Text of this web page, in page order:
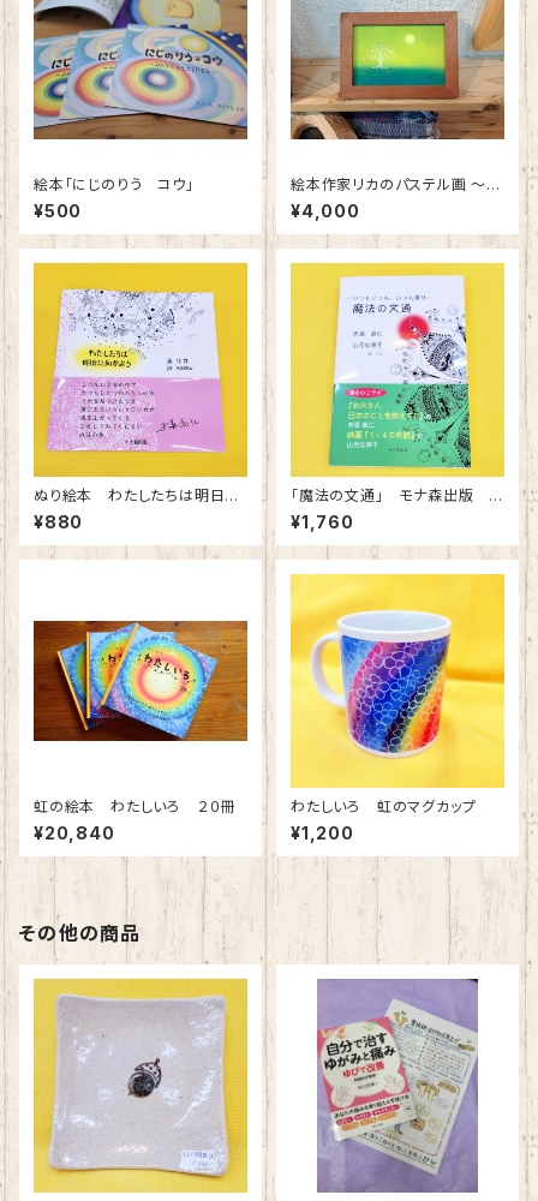
絵本「にじのりう コウ」
¥500
絵本作家リカのパステル画 ～あ
なたを想って～
¥4,000
ぬり絵本 わたしたちは明日に
向かおう
¥880
「魔法の文通」 モナ森出版 山
元加津子・赤塚高仁共著・挿絵リ
カ
¥1,760
虹の絵本 わたしいろ ２０冊
¥20,840
わたしいろ 虹のマグカップ
¥1,200
その他の商品